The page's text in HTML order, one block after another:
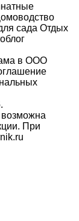
сада Отдых
в ООО
возможна
При